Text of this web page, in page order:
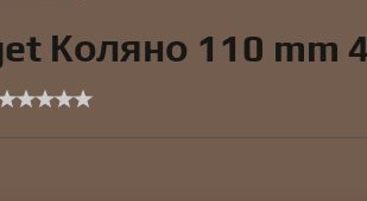
Коляно 110 mm